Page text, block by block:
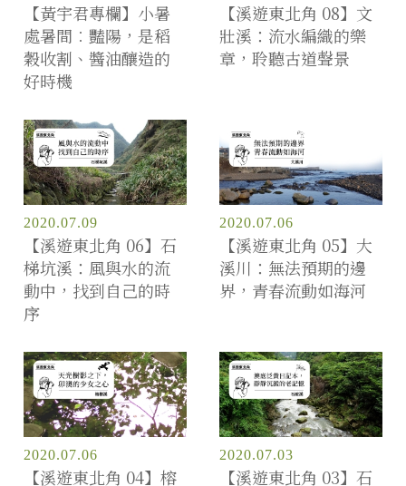
【黃宇君專欄】小暑
處暑間︰豔陽，是稻
穀收割、醬油釀造的
好時機
【溪遊東北角 08】文
壯溪：流水編織的樂
章，聆聽古道聲景
2020.07.09
【溪遊東北角 06】石
梯坑溪：風與水的流
動中，找到自己的時
序
2020.07.06
【溪遊東北角 05】大
溪川：無法預期的邊
界，青春流動如海河
2020.07.06
【溪遊東北角 04】榕
2020.07.03
【溪遊東北角 03】石